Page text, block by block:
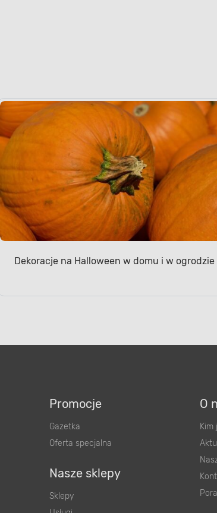
Dekoracje na Halloween w domu i w ogrodzie
Promocje
Gazetka
Oferta specjalna
Nasze sklepy
Sklepy
O
Kim